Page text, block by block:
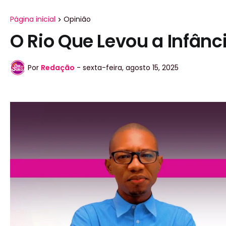
Página inicial Opinião
O Rio Que Levou a
Por Redação - sexta-feira, agosto 15, 2025